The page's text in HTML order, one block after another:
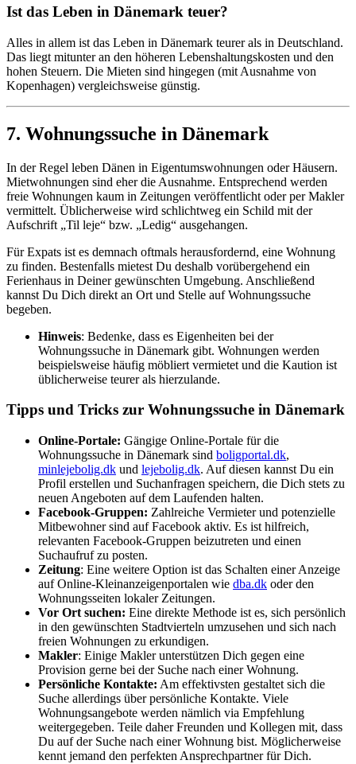
Ist das Leben in Dänemark teuer?
Alles in allem ist das Leben in Dänemark teurer als in Deutschland.
Das liegt mitunter an den höheren Lebenshaltungskosten und den
hohen Steuern. Die Mieten sind hingegen (mit Ausnahme von
Kopenhagen) vergleichsweise günstig.
7. Wohnungssuche in Dänemark
In der Regel leben Dänen in Eigentumswohnungen oder Häusern.
Mietwohnungen sind eher die Ausnahme. Entsprechend werden
freie Wohnungen kaum in Zeitungen veröffentlicht oder per Makler
vermittelt. Üblicherweise wird schlichtweg ein Schild mit der
Aufschrift „Til leje“ bzw. „Ledig“ ausgehangen.
Für Expats ist es demnach oftmals herausfordernd, eine Wohnung
zu finden. Bestenfalls mietest Du deshalb vorübergehend ein
Ferienhaus in Deiner gewünschten Umgebung. Anschließend
kannst Du Dich direkt an Ort und Stelle auf Wohnungssuche
begeben.
Hinweis: Bedenke, dass es Eigenheiten bei der
Wohnungssuche in Dänemark gibt. Wohnungen werden
beispielsweise häufig möbliert vermietet und die Kaution ist
üblicherweise teurer als hierzulande.
Tipps und Tricks zur Wohnungssuche in Dänemark
Online-Portale: Gängige Online-Portale für die
Wohnungssuche in Dänemark sind boligportal.dk,
minlejebolig.dk und lejebolig.dk. Auf diesen kannst Du ein
Profil erstellen und Suchanfragen speichern, die Dich stets zu
neuen Angeboten auf dem Laufenden halten.
Facebook-Gruppen: Zahlreiche Vermieter und potenzielle
Mitbewohner sind auf Facebook aktiv. Es ist hilfreich,
relevanten Facebook-Gruppen beizutreten und einen
Suchaufruf zu posten.
Zeitung: Eine weitere Option ist das Schalten einer Anzeige
auf Online-Kleinanzeigenportalen wie dba.dk oder den
Wohnungsseiten lokaler Zeitungen.
Vor Ort suchen: Eine direkte Methode ist es, sich persönlich
in den gewünschten Stadtvierteln umzusehen und sich nach
freien Wohnungen zu erkundigen.
Makler: Einige Makler unterstützen Dich gegen eine
Provision gerne bei der Suche nach einer Wohnung.
Persönliche Kontakte: Am effektivsten gestaltet sich die
Suche allerdings über persönliche Kontakte. Viele
Wohnungsangebote werden nämlich via Empfehlung
weitergegeben. Teile daher Freunden und Kollegen mit, dass
Du auf der Suche nach einer Wohnung bist. Möglicherweise
kennt jemand den perfekten Ansprechpartner für Dich.